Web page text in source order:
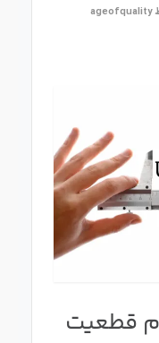
ageofquality
قطعیت